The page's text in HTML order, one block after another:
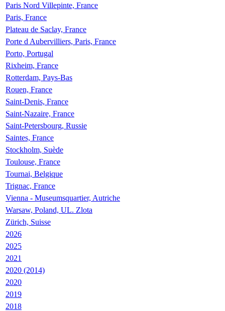
Paris Nord Villepinte, France
Paris, France
Plateau de Saclay, France
Porte d Aubervilliers, Paris, France
Porto, Portugal
Rixheim, France
Rotterdam, Pays-Bas
Rouen, France
Saint-Denis, France
Saint-Nazaire, France
Saint-Petersbourg, Russie
Saintes, France
Stockholm, Suède
Toulouse, France
Tournai, Belgique
Trignac, France
Vienna - Museumsquartier, Autriche
Warsaw, Poland, UL. Zlota
Zürich, Suisse
2026
2025
2021
2020 (2014)
2020
2019
2018